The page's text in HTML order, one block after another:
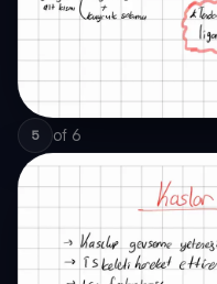
5 of 6